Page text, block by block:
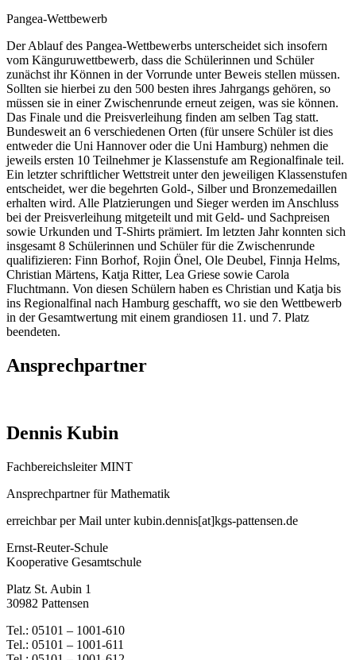
Pangea-Wettbewerb
Der Ablauf des Pangea-Wettbewerbs unterscheidet sich insofern
vom Känguruwettbewerb, dass die Schülerinnen und Schüler
zunächst ihr Können in der Vorrunde unter Beweis stellen müssen.
Sollten sie hierbei zu den 500 besten ihres Jahrgangs gehören, so
müssen sie in einer Zwischenrunde erneut zeigen, was sie können.
Das Finale und die Preisverleihung finden am selben Tag statt.
Bundesweit an 6 verschiedenen Orten (für unsere Schüler ist dies
entweder die Uni Hannover oder die Uni Hamburg) nehmen die
jeweils ersten 10 Teilnehmer je Klassenstufe am Regionalfinale teil.
Ein letzter schriftlicher Wettstreit unter den jeweiligen Klassenstufen
entscheidet, wer die begehrten Gold-, Silber und Bronzemedaillen
erhalten wird. Alle Platzierungen und Sieger werden im Anschluss
bei der Preisverleihung mitgeteilt und mit Geld- und Sachpreisen
sowie Urkunden und T-Shirts prämiert. Im letzten Jahr konnten sich
insgesamt 8 Schülerinnen und Schüler für die Zwischenrunde
qualifizieren: Finn Borhof, Rojin Önel, Ole Deubel, Finnja Helms,
Christian Märtens, Katja Ritter, Lea Griese sowie Carola
Fluchtmann. Von diesen Schülern haben es Christian und Katja bis
ins Regionalfinal nach Hamburg geschafft, wo sie den Wettbewerb
in der Gesamtwertung mit einem grandiosen 11. und 7. Platz
beendeten.
Ansprechpartner
Dennis Kubin
Fachbereichsleiter MINT
Ansprechpartner für Mathematik
erreichbar per Mail unter kubin.dennis[at]kgs-pattensen.de
Ernst-Reuter-Schule
Kooperative Gesamtschule
Platz St. Aubin 1
30982 Pattensen
Tel.: 05101 – 1001-610
Tel.: 05101 – 1001-611